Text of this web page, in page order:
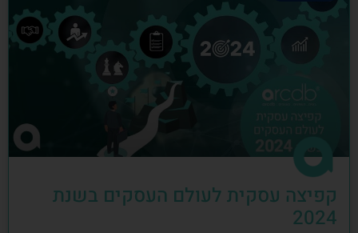
קפיצה עסקית לעולם העסקים בשנת
2024